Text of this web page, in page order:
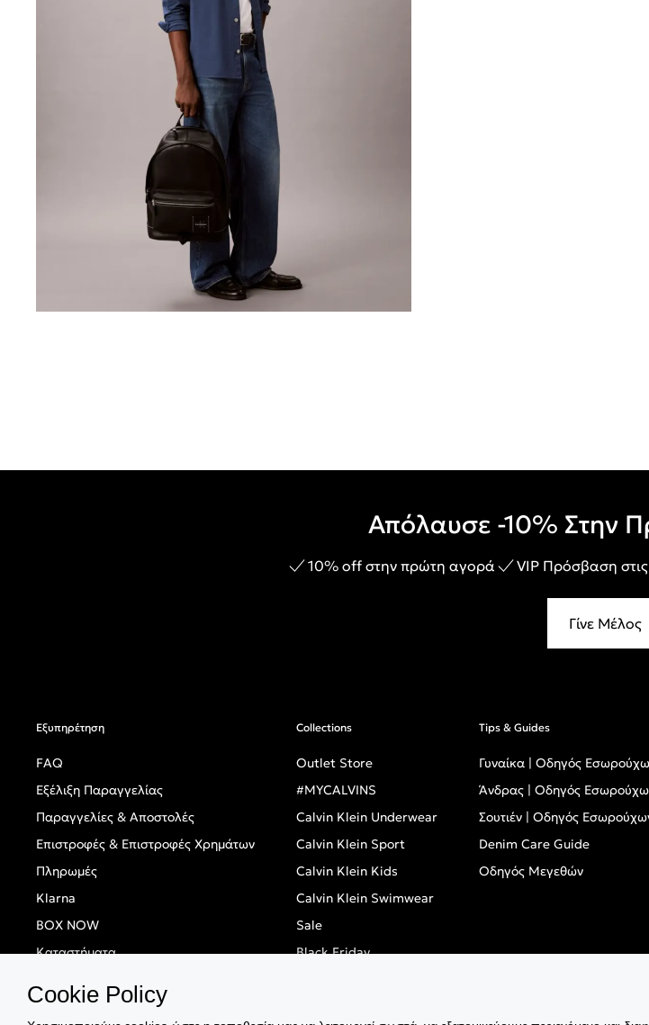
Απόλαυσε -10% Στην
10% off στην πρώτη αγορά VIP Πρόσβαση
Γίνε Μέλος
Εξυπηρέτηση
FAQ
Εξέλιξη Παραγγελίας
Παραγγελίες & Αποστολές
Επιστροφές & Επιστροφές Χρημάτων
Πληρωμές
Klarna
BOX NOW
Καταστήματα
Collections
Outlet Store
#MYCALVINS
Calvin Klein Underwear
Calvin Klein Sport
Calvin Klein Kids
Calvin Klein Swimwear
Sale
Black Friday
Tips & Guides
Γυναίκα | Οδηγός
Άνδρας | Οδηγός
Σουτιέν | Οδηγός
Denim Care Guide
Οδηγός Μεγεθών
Cookie Policy